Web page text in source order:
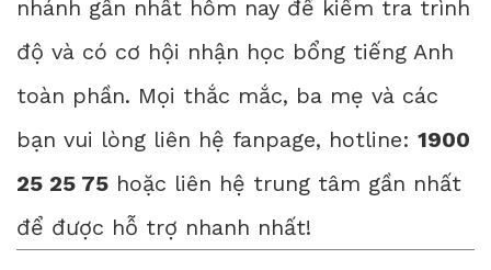
nhánh gần nhất hôm nay để kiểm tra trình
độ và có cơ hội nhận học bổng tiếng Anh
toàn phần. Mọi thắc mắc, ba mẹ và các
bạn vui lòng liên hệ fanpage, hotline: 1900
25 25 75 hoặc liên hệ trung tâm gần nhất
để được hỗ trợ nhanh nhất!